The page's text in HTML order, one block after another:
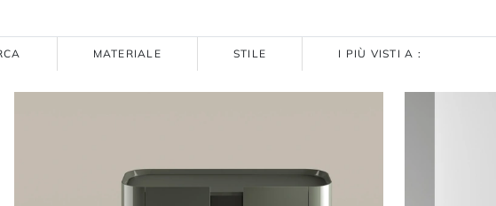
MATERIALE STILE I PIÙ VISTI A :